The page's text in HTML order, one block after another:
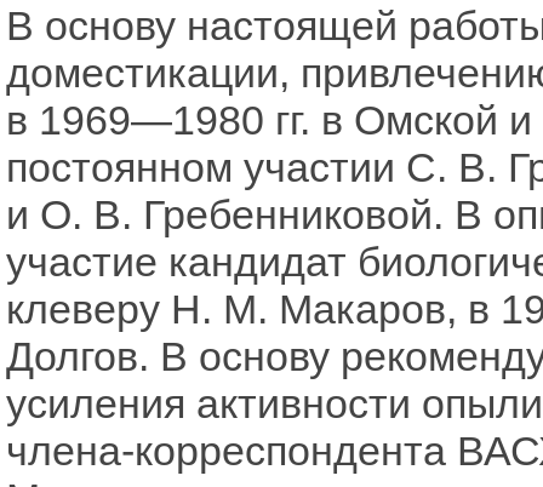
В основу настоящей
доместикации,
в 1969—1980 гг. в Омской
постоянном участии С. В.
и О. В. Гребенниковой. В
участие кандидат
клеверу Н. М. Макаров, в
Долгов. В основу
усиления активности
члена-корреспондента